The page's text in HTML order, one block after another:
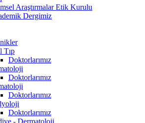
Araştırmalar Etik Kurulu
Dergimiz
Tıp
Doktorlarımız
Doktorlarımız
Doktorlarımız
Doktorlarımız
- Dermatoloji